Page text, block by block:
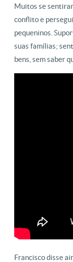
Muitos se
conflito e
pequeninos.
suas famílias;
bens, sem saber
Francisco disse